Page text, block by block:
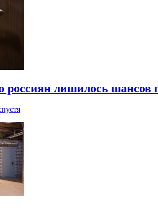
россиян лишилось шансов